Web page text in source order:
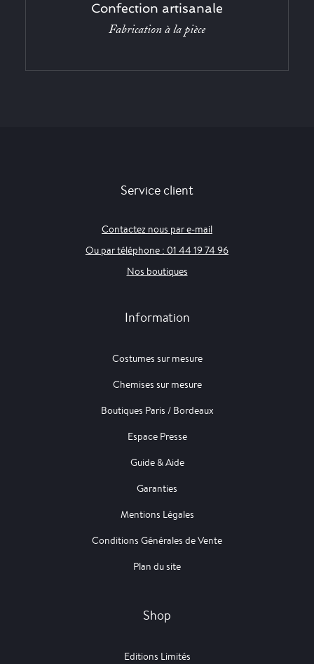
Confection artisanale
Fabrication à la pièce
Service client
Contactez nous par e-mail
Ou par téléphone : 01 44 19 74 96
Nos boutiques
Information
Costumes sur mesure
Chemises sur mesure
Boutiques Paris / Bordeaux
Espace Presse
Guide & Aide
Garanties
Mentions Légales
Conditions Générales de Vente
Plan du site
Shop
Editions Limités